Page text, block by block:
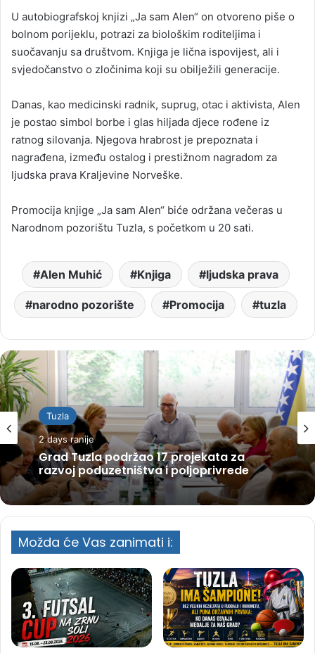
U autobiografskoj knjizi „Ja sam Alen“ on otvoreno piše o
bolnom porijeklu, potrazi za biološkim roditeljima i
suočavanju sa društvom. Knjiga je lična ispovijest, ali i
svjedočanstvo o zločinima koji su obilježili generacije.
Danas, kao medicinski radnik, suprug, otac i aktivista, Alen
je postao simbol borbe i glas hiljada djece rođene iz
ratnog silovanja. Njegova hrabrost je prepoznata i
nagrađena, između ostalog i prestižnom nagradom za
ljudska prava Kraljevine Norveške.
Promocija knjige „Ja sam Alen“ biće održana večeras u
Narodnom pozorištu Tuzla, s početkom u 20 sati.
Alen Muhić Knjiga ljudska prava
narodno pozorište Promocija tuzla
Tuzla
2 days ranije
Grad Tuzla podržao 17 projekata za
razvoj poduzetništva i poljoprivrede
Možda će Vas zanimati i: